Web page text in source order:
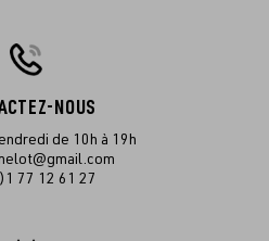
NOUS
de 10h à 19h
77 12 61 27